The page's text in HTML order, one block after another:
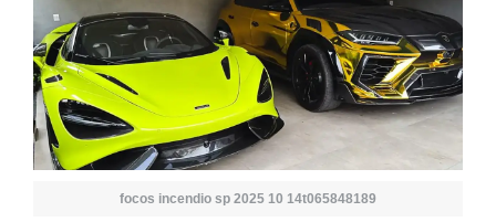
focos incendio sp 2025 10 14t065848189